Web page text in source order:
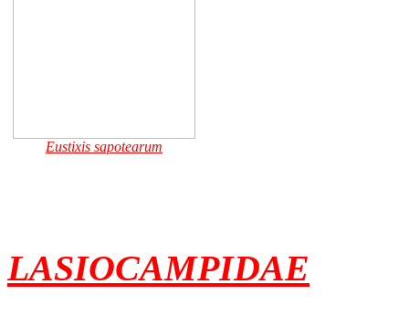
Eustixis sapotearum
LASIOCAMPIDAE